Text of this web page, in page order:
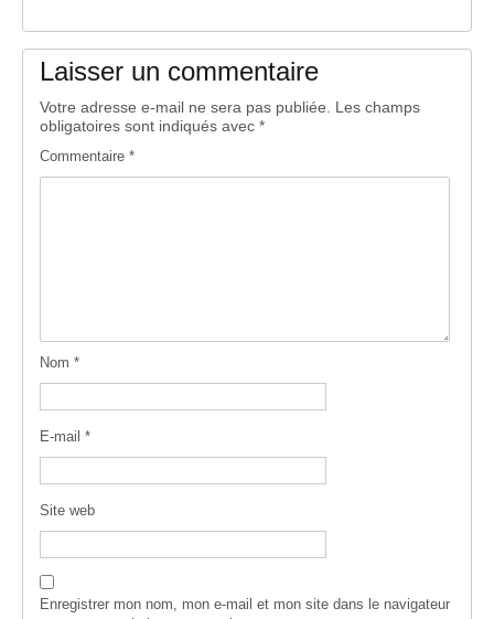
Laisser un commentaire
Votre adresse e-mail ne sera pas publiée.
Les champs
obligatoires sont indiqués avec *
Commentaire *
Nom *
E-mail *
Site web
Enregistrer mon nom, mon e-mail et mon site dans le navigateur